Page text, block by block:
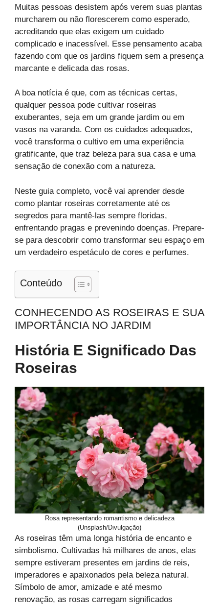
Muitas pessoas desistem após verem suas plantas
murcharem ou não florescerem como esperado,
acreditando que elas exigem um cuidado
complicado e inacessível. Esse pensamento acaba
fazendo com que os jardins fiquem sem a presença
marcante e delicada das rosas.
A boa notícia é que, com as técnicas certas,
qualquer pessoa pode cultivar roseiras
exuberantes, seja em um grande jardim ou em
vasos na varanda. Com os cuidados adequados,
você transforma o cultivo em uma experiência
gratificante, que traz beleza para sua casa e uma
sensação de conexão com a natureza.
Neste guia completo, você vai aprender desde
como plantar roseiras corretamente até os
segredos para mantê-las sempre floridas,
enfrentando pragas e prevenindo doenças. Prepare-
se para descobrir como transformar seu espaço em
um verdadeiro espetáculo de cores e perfumes.
Conteúdo
CONHECENDO AS ROSEIRAS E SUA
IMPORTÂNCIA NO JARDIM
História E Significado Das
Roseiras
Rosa representando romantismo e delicadeza
(Unsplash/Divulgação)
As roseiras têm uma longa história de encanto e
simbolismo. Cultivadas há milhares de anos, elas
sempre estiveram presentes em jardins de reis,
imperadores e apaixonados pela beleza natural.
Símbolo de amor, amizade e até mesmo
renovação, as rosas carregam significados